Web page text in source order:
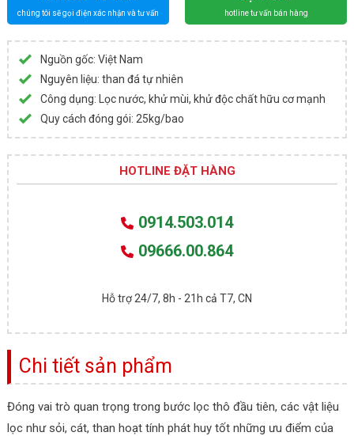
chúng tôi sẽ gọi điện xác nhận và tư vấn hotline tư vấn bán hàng
Nguồn gốc: Việt Nam
Nguyên liệu: than đá tự nhiên
Công dụng: Lọc nước, khử mùi, khử độc chất hữu cơ mạnh
Quy cách đóng gói: 25kg/bao
HOTLINE ĐẶT HÀNG
0914.503.014
09666.00.864
Hỗ trợ 24/7, 8h - 21h cả T7, CN
Chi tiết sản phẩm
Đóng vai trò quan trọng trong bước lọc thô đầu tiên, các vật liệu
lọc như sỏi, cát, than hoạt tính phát huy tốt những ưu điểm của